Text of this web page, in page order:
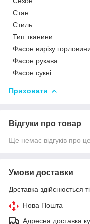
Стан
Стиль
Тип тканини
Фасон вирізу горловини
Фасон рукава
Фасон сукні
Приховати
Відгуки про товар
Ще немає відгуків про
Умови доставки
Доставка здійснюється
Нова Пошта
Адресна доставка